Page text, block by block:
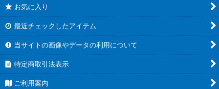
お気に入り
最近チェックしたアイテム
当サイトの画像やデータの利用について
特定商取引法表示
ご利用案内